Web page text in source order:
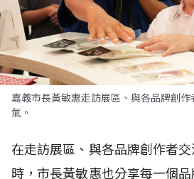
嘉義市長黃敏惠走訪展區、與各品牌創
氣。
在走訪展區、與各品牌創作者
時，市長黃敏惠也分享每一個